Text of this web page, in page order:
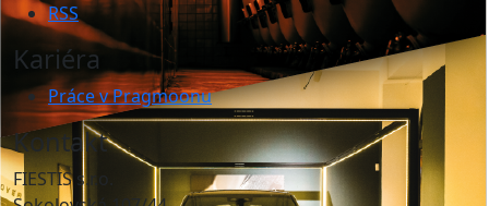
RSS
Kariéra
Práce v Pragmoonu
Kontakt
FIESTIS s.r.o.